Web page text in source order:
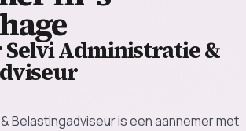
Administratie &
Belastingadviseur is een aannemer met